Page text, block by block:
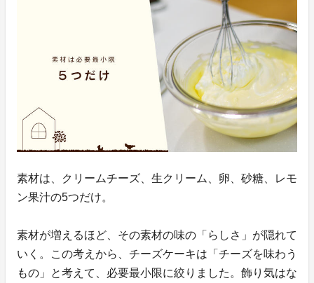
素材は、クリームチーズ、生クリーム、卵、砂糖、レモ
ン果汁の5つだけ。
素材が増えるほど、その素材の味の「らしさ」が隠れて
いく。この考えから、チーズケーキは「チーズを味わう
もの」と考えて、必要最小限に絞りました。飾り気はな